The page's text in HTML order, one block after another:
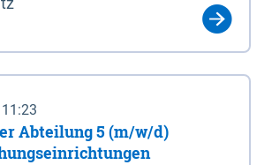
11:23
Abteilung 5 (m/w/d)